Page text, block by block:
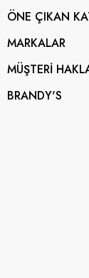
ÖNE ÇIKAN
MARKALAR
MÜŞTERİ
BRANDY'S